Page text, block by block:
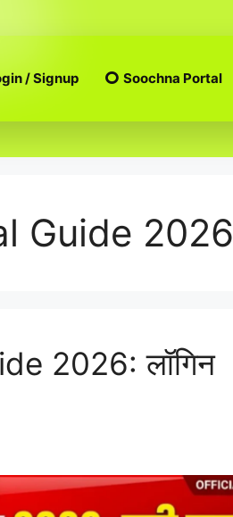
/ Signup Soochna Portal
Guide 2026
2026: लॉगिन